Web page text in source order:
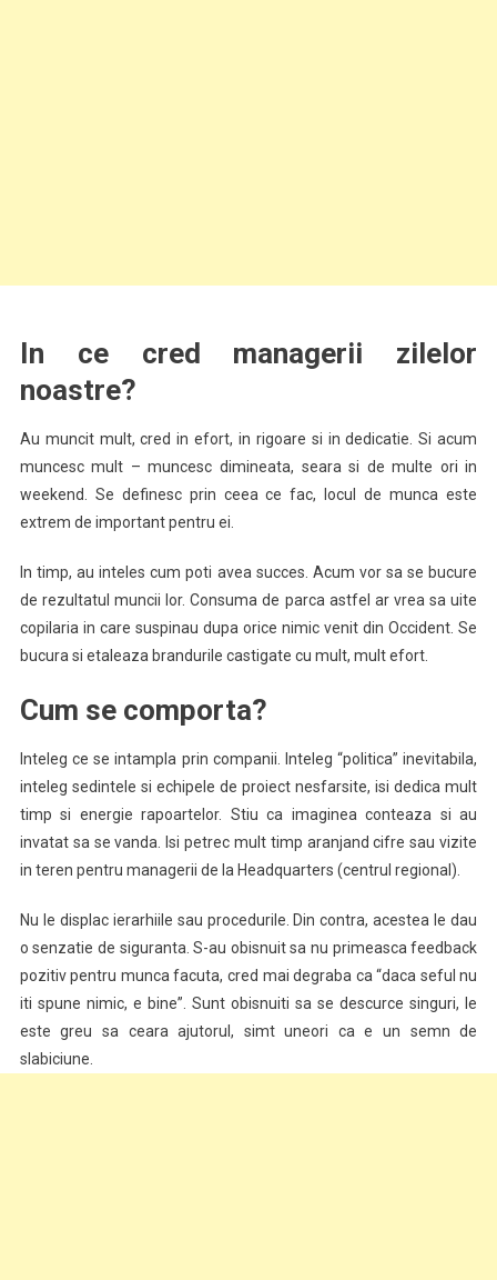
In ce cred managerii zilelor
noastre?
Au muncit mult, cred in efort, in rigoare si in dedicatie. Si acum
muncesc mult – muncesc dimineata, seara si de multe ori in
weekend. Se definesc prin ceea ce fac, locul de munca este
extrem de important pentru ei.
In timp, au inteles cum poti avea succes. Acum vor sa se bucure
de rezultatul muncii lor. Consuma de parca astfel ar vrea sa uite
copilaria in care suspinau dupa orice nimic venit din Occident. Se
bucura si etaleaza brandurile castigate cu mult, mult efort.
Cum se comporta?
Inteleg ce se intampla prin companii. Inteleg “politica” inevitabila,
inteleg sedintele si echipele de proiect nesfarsite, isi dedica mult
timp si energie rapoartelor. Stiu ca imaginea conteaza si au
invatat sa se vanda. Isi petrec mult timp aranjand cifre sau vizite
in teren pentru managerii de la Headquarters (centrul regional).
Nu le displac ierarhiile sau procedurile. Din contra, acestea le dau
o senzatie de siguranta. S-au obisnuit sa nu primeasca feedback
pozitiv pentru munca facuta, cred mai degraba ca “daca seful nu
iti spune nimic, e bine”. Sunt obisnuiti sa se descurce singuri, le
este greu sa ceara ajutorul, simt uneori ca e un semn de
slabiciune.